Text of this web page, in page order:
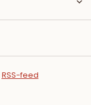
RSS-feed